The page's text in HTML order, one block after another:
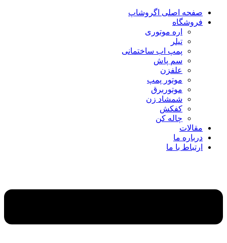
صفحه اصلی اگروشاپ
فروشگاه
اره موتوری
تیلر
پمپ اب ساختمانی
سم پاش
علفزن
موتور پمپ
موتوربرق
شمشاد زن
کفکش
چاله کن
مقالات
درباره ما
ارتباط با ما